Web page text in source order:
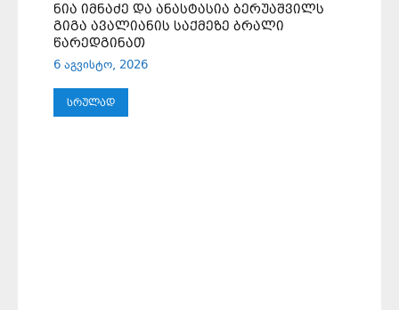
ᲜᲘᲐ ᲘᲛᲜᲐᲫᲔ ᲓᲐ ᲐᲜᲐᲡᲢᲐᲡᲘᲐ ᲑᲔᲠᲣᲐᲨᲕᲘᲚᲡ
ᲒᲘᲒᲐ ᲐᲕᲐᲚᲘᲐᲜᲘᲡ ᲡᲐᲥᲛᲔᲖᲔ ᲑᲠᲐᲚᲘ
ᲬᲐᲠᲔᲓᲒᲘᲜᲐᲗ
6 აგვისტო, 2026
ᲡᲠᲣᲚᲐᲓ